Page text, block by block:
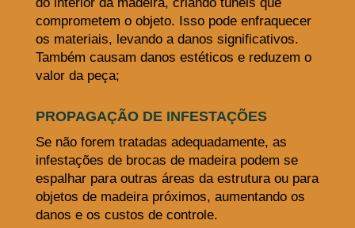
comprometem o objeto. Isso pode enfraquecer
os materiais, levando a danos significativos.
Também causam danos estéticos e reduzem o
valor da peça;
PROPAGAÇÃO DE INFESTAÇÕES
Se não forem tratadas adequadamente, as
infestações de brocas de madeira podem se
espalhar para outras áreas da estrutura ou para
objetos de madeira próximos, aumentando os
danos e os custos de controle.